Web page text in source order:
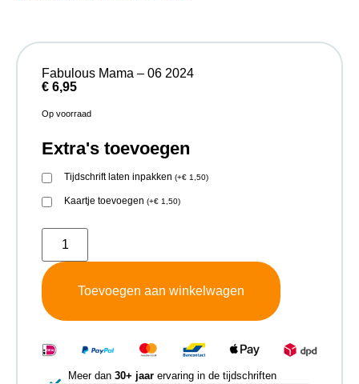
Fabulous Mama – 06 2024
€ 6,95
Op voorraad
Extra's toevoegen
Tijdschrift laten inpakken (+€ 1,50)
Kaartje toevoegen (+€ 1,50)
Toevoegen aan winkelwagen
Meer dan 30+ jaarervaring in de tijdschriften